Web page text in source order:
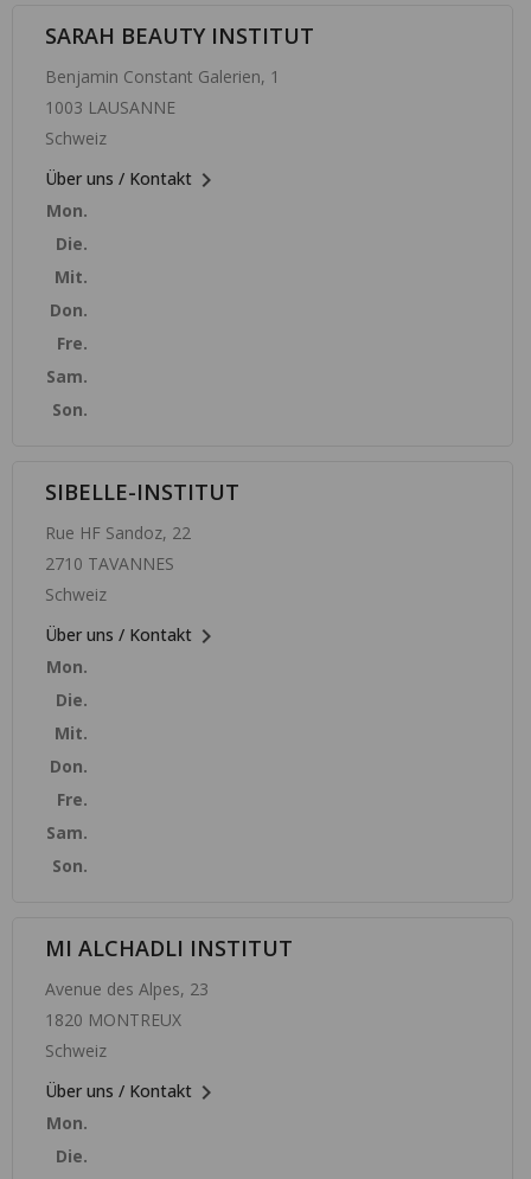
SARAH BEAUTY INSTITUT
Benjamin Constant Galerien, 1
1003 LAUSANNE
Schweiz
Über uns / Kontakt 
Mon.
Die.
Mit.
Don.
Fre.
Sam.
Son.
SIBELLE-INSTITUT
Rue HF Sandoz, 22
2710 TAVANNES
Schweiz
Über uns / Kontakt 
Mon.
Die.
Mit.
Don.
Fre.
Sam.
Son.
MI ALCHADLI INSTITUT
Avenue des Alpes, 23
1820 MONTREUX
Schweiz
Über uns / Kontakt 
Mon.
Die.